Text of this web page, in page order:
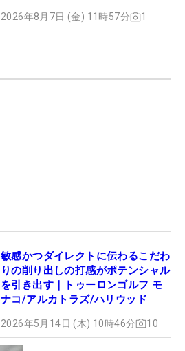
2026年8月7日 (金) 11時57分 1
敏感かつダイレクトに伝わるこだわ
りの削り出しの打感がポテンシャル
を引き出す｜トゥーロンゴルフ モ
ナコ/アルカトラズ/ハリウッド
2026年5月14日 (木) 10時46分 10